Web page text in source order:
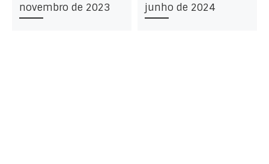
novembro de 2023
junho de 2024